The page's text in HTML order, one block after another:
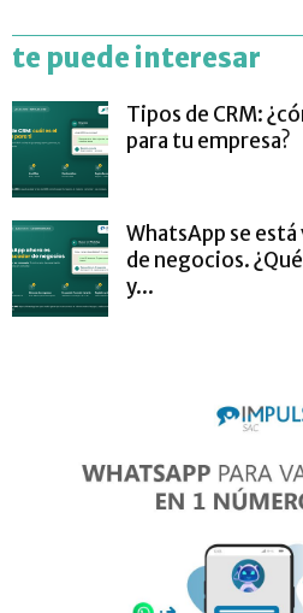
te puede interesar
Tipos de CRM:
para tu empresa?
WhatsApp se
de negocios.
y...